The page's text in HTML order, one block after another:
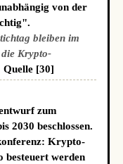
von der
bleiben im
Krypto-
Quelle [30]
zum
2030 beschlossen.
Krypto-
besteuert werden